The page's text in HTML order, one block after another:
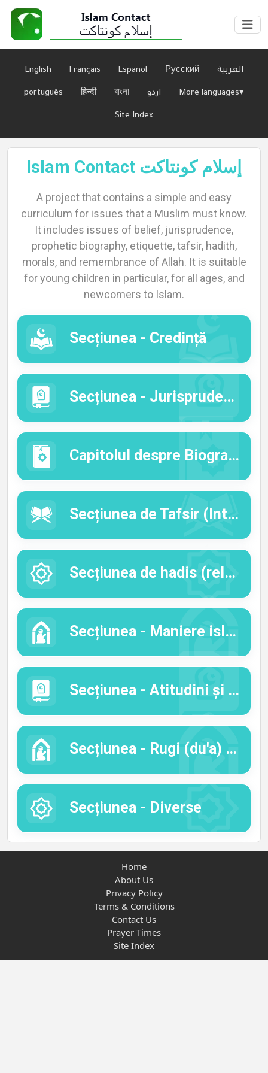
About
English Français Español Русский العربية
português हिन्दी বাংলা اردو More languages▾
Site Index
Islam Contact إسلام كونتاكت
A project that contains a simple and easy
curriculum for issues that a Muslim must know.
It includes issues of belief, jurisprudence,
prophetic biography, etiquette, tafsir, hadith,
morals, and remembrance of Allah. It is suitable
for young children in particular, for all ages, and
newcomers to Islam.
Secțiunea - Credință
Secțiunea - Jurisprudență
Capitolul despre Biografia Profetului Mohammed (As-Sira An-Nabauia)
Secțiunea de Tafsir (Interpretarea Sensurilor Coranului)
Secțiunea de hadis (relatări profetice)
Secțiunea - Maniere islamice
Secțiunea - Atitudini și caracter
Secțiunea - Rugi (du'a) și pomeniri (dzikr)
Secțiunea - Diverse
Home
About Us
Privacy Policy
Terms & Conditions
Contact Us
Prayer Times
Site Index